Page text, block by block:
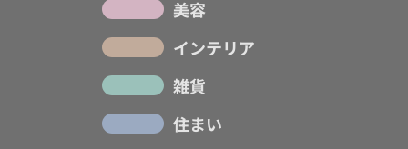
美容
インテリア
雑貨
住まい